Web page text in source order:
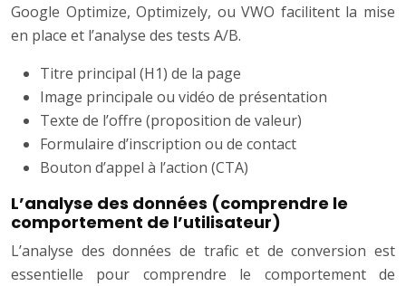
Google Optimize, Optimizely, ou VWO facilitent la mise
en place et l’analyse des tests A/B.
Titre principal (H1) de la page
Image principale ou vidéo de présentation
Texte de l’offre (proposition de valeur)
Formulaire d’inscription ou de contact
Bouton d’appel à l’action (CTA)
L’analyse des données (comprendre le
comportement de l’utilisateur)
L’analyse des données de trafic et de conversion est
essentielle pour comprendre le comportement de